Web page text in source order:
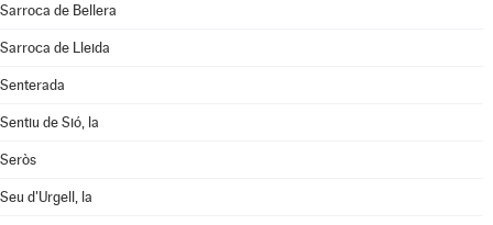
Sarroca de Bellera
Sarroca de Lleida
Senterada
Sentiu de Sió, la
Seròs
Seu d'Urgell, la